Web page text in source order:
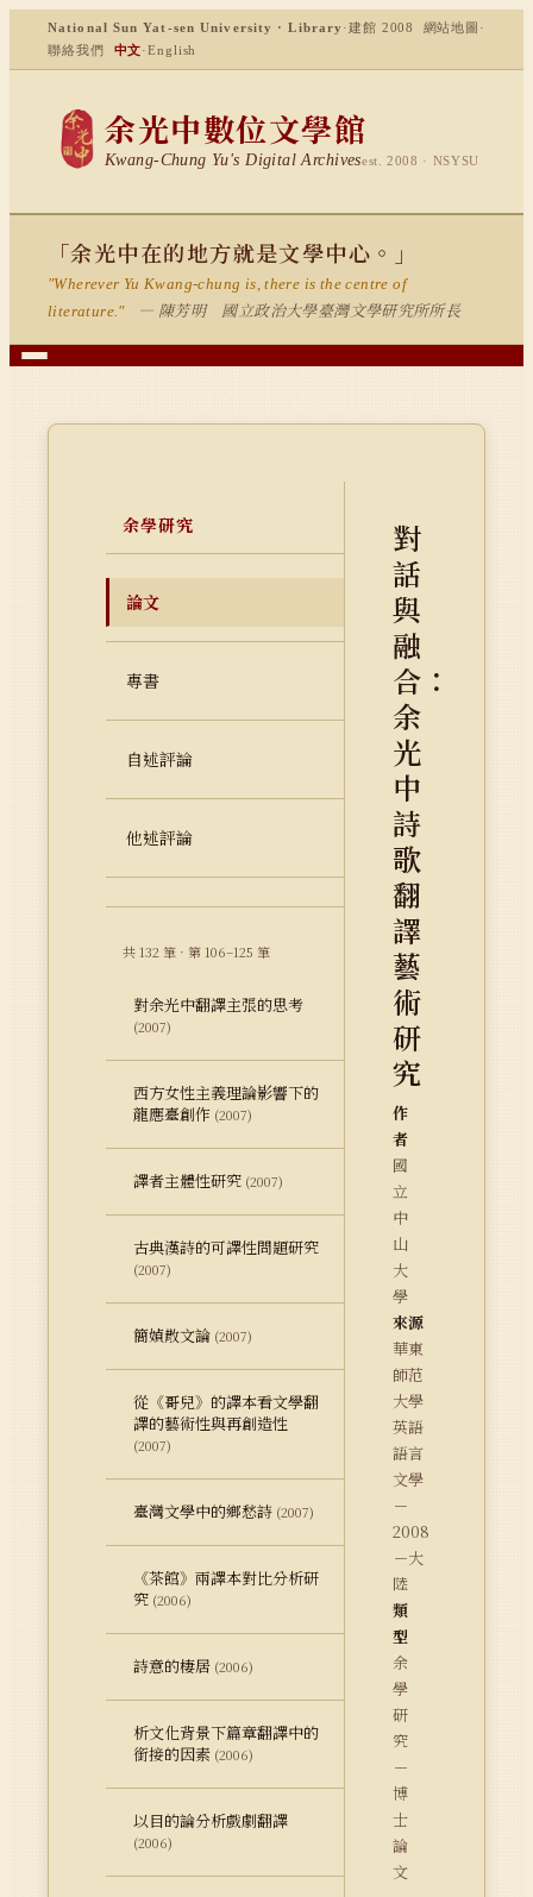
National Sun Yat-sen University · Library ·建館 2008 網站地圖 ·
聯絡我們
中文·English
余光中數位文學館
Kwang-Chung Yu's Digital Archivesest. 2008 · NSYSU
「余光中在的地方就是文學中心。」
"Wherever Yu Kwang-chung is, there is the centre of
literature."
— 陳芳明 國立政治大學臺灣文學研究所所長
余學研究
論文
專書
自述評論
他述評論
共 132 筆 · 第 106–125 筆
對余光中翻譯主張的思考
(2007)
西方女性主義理論影響下的
龍應臺創作 (2007)
譯者主體性研究 (2007)
古典漢詩的可譯性問題研究
(2007)
簡媜散文論 (2007)
從《哥兒》的譯本看文學翻
譯的藝術性與再創造性
(2007)
臺灣文學中的鄉愁詩 (2007)
《茶館》兩譯本對比分析研
究 (2006)
詩意的棲居 (2006)
析文化背景下篇章翻譯中的
銜接的因素 (2006)
以目的論分析戲劇翻譯
(2006)
對
話
與
融
合：
余
光
中
詩
歌
翻
譯
藝
術
研
究
作
者
國
立
中
山
大
學
來源
華東
師范
大學
英語
語言
文學
－
2008
－大
陸
類
型
余
學
研
究
－
博
士
論
文